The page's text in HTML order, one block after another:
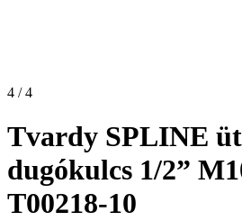
4 / 4
Tvardy SPLINE
dugókulcs 1/2”
T00218-10